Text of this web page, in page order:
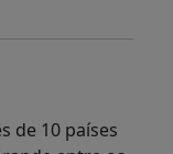
de 10 países